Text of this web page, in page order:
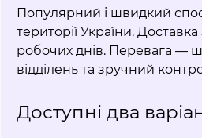
Популярний і швидкий
території України.
робочих днів. Перевага —
відділень та зручний
Доступні два